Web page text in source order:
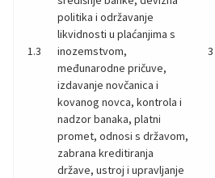
1.3
politika i održavanje
likvidnosti u plaćanjima s
inozemstvom,
međunarodne pričuve,
izdavanje novčanica i
kovanog novca, kontrola i
nadzor banaka, platni
promet, odnosi s državom,
zabrana kreditiranja
države, ustroj i upravljanje
3